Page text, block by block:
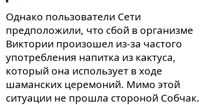
Однако пользователи Сети
предположили, что сбой в организме
Виктории произошел из-за частого
употребления напитка из кактуса,
который она использует в ходе
шаманских церемоний. Мимо этой
ситуации не прошла стороной Собчак.